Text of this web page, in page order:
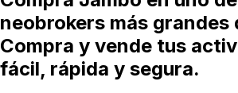
neobrokers más grandes
Compra y vende tus
fácil, rápida y segura.